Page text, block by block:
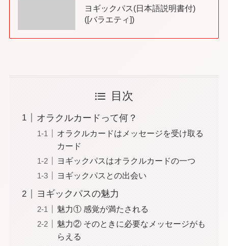
ヨギックパス(日本語説明書付)
([バラエティ])
目次
オラクルカードって何？
オラクルカードはメッセージを受け取る
カード
ヨギックパスはオラクルカードの一つ
ヨギックパスとの出会い
ヨギックパスの魅力
魅力① 感覚が満たされる
魅力② そのときに必要なメッセージがも
らえる